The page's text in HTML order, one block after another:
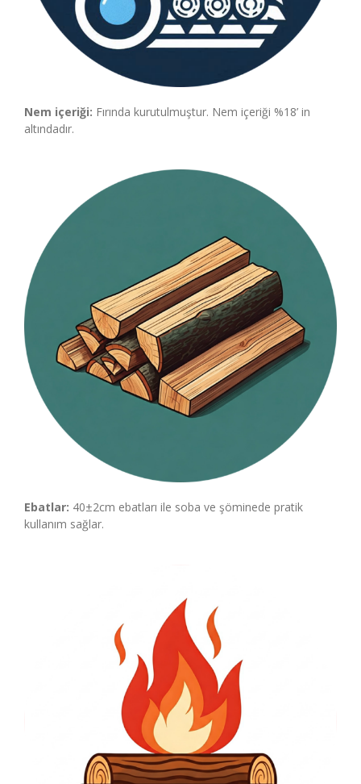
Nem içeriği: Fırında kurutulmuştur. Nem içeriği %18’ in
altındadır.
Ebatlar: 40±2cm ebatları ile soba ve şöminede pratik
kullanım sağlar.